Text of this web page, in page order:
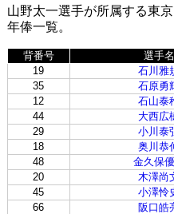
山野太一選手が所属する東
年俸一覧。
背番号 選手名
19
石川雅
35
石原勇
12
石山泰
44
大西広
29
小川泰
18
奥川恭
48
金久保
20
木澤尚
45
小澤怜
66
阪口皓